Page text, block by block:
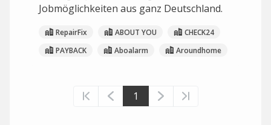
Jobmöglichkeiten aus ganz Deutschland.
RepairFix ABOUT YOU
CHECK24
PAYBACK
Aboalarm Aroundhome
1